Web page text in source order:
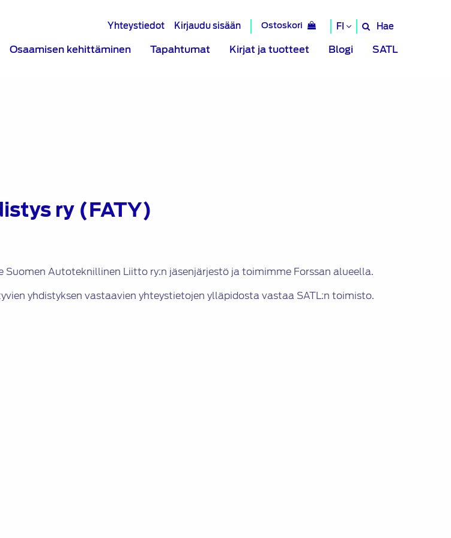
Yhteystiedot Kirjaudu sisään Ostoskori FI
Hae
Hae
Osaamisen kehittäminen Tapahtumat Kirjat ja tuotteet Blogi SATL
ry (FATY)
Autoteknillinen Liitto ry:n jäsenjärjestö ja toimimme Forssan alueella.
yhdistyksen vastaavien yhteystietojen ylläpidosta vastaa SATL:n toimisto.